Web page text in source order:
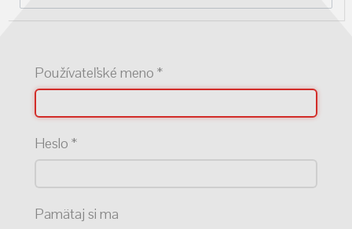
Používateľské meno *
Heslo *
Pamätaj si ma